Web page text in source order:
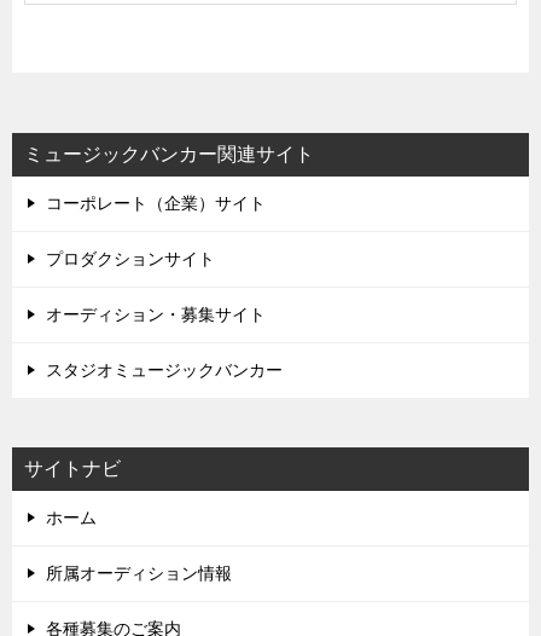
ミュージックバンカー関連サイト
コーポレート（企業）サイト
プロダクションサイト
オーディション・募集サイト
スタジオミュージックバンカー
サイトナビ
ホーム
所属オーディション情報
各種募集のご案内